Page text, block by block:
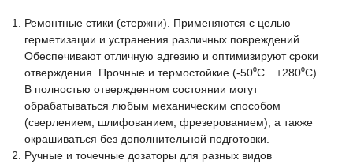
Ремонтные стики (стержни). Применяются с целью
герметизации и устранения различных повреждений.
Обеспечивают отличную адгезию и оптимизируют сроки
отверждения. Прочные и термостойкие (-50⁰С…+280⁰С).
В полностью отвержденном состоянии могут
обрабатываться любым механическим способом
(сверлением, шлифованием, фрезерованием), а также
окрашиваться без дополнительной подготовки.
Ручные и точечные дозаторы для разных видов